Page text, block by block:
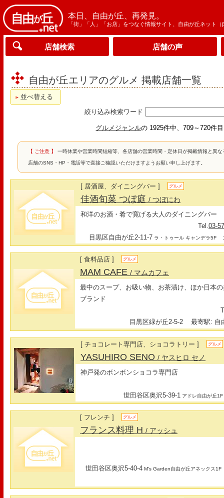
本日、自由が丘、再発見。
「街」「人」「お店」をつなぐ情報サイト、自由が丘ネット（
店舗検索 店舗の声
自由が丘エリアのグルメ 掲載店舗一覧
並べ替える
絞り込み検索ワード
グルメジャンルの 1925件中、709～720件
【 ご注意 】 一時休業や営業時間短縮等、各店舗の営業時間・定休日が掲載情報と異
店舗のSNS・HP・電話等で直接ご確認いただけますようお願い申し上げます。
[ 居酒屋、ダイニングバー ] グルメ
佳酒旬菜 つぼ庭/ つぼにわ
和洋のお酒・肴で寛げる大人のダイニングバー
Tel.03-
目黒区自由が丘2-11-7 ラ・トゥール キャンデラ5F
[ 食料品店 ] グルメ
MAM CAFE/ マムカフェ
最中のスープ、お吸い物、お茶漬け、ほか日本
ブランド
目黒区緑が丘2-5-2
最寄駅: 自
[ チョコレート専門店、ショコラトリー ] グルメ
YASUHIRO SENO/ ヤスヒロ セノ
神戸発のボンボンショコラ専門店
世田谷区奥沢5-39-1 アドレ自由が丘1F
[ フレンチ ] グルメ
フランス料理 H/ アッシュ
世田谷区奥沢5-40-4 M's Garden自由が丘アネックス1F